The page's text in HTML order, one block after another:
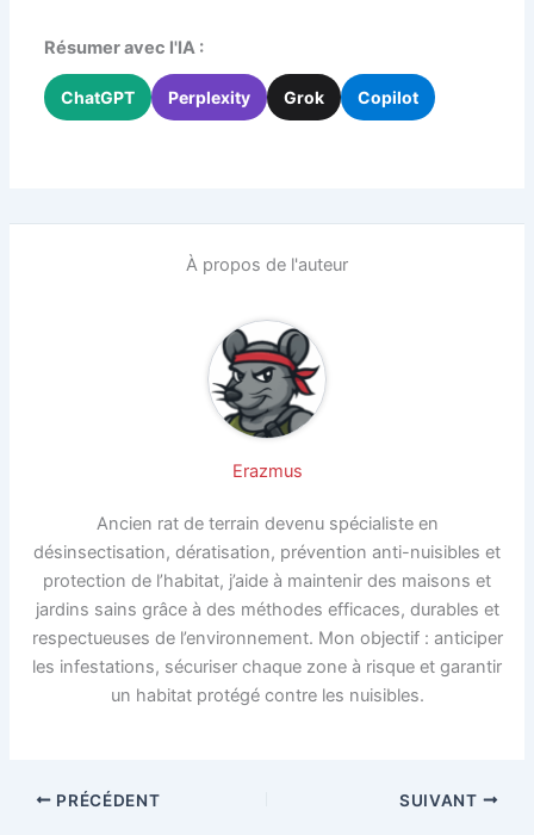
Résumer avec l'IA :
ChatGPT Perplexity Grok Copilot
À propos de l'auteur
Erazmus
Ancien rat de terrain devenu spécialiste en
désinsectisation, dératisation, prévention anti-nuisibles et
protection de l’habitat, j’aide à maintenir des maisons et
jardins sains grâce à des méthodes efficaces, durables et
respectueuses de l’environnement. Mon objectif : anticiper
les infestations, sécuriser chaque zone à risque et garantir
un habitat protégé contre les nuisibles.
PRÉCÉDENT SUIVANT